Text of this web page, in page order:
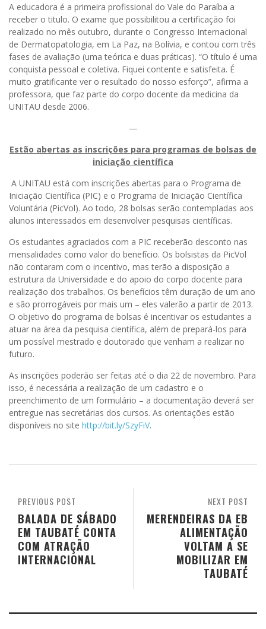
A educadora é a primeira profissional do Vale do Paraíba a
receber o titulo. O exame que possibilitou a certificação foi
realizado no mês outubro, durante o Congresso Internacional
de Dermatopatologia, em La Paz, na Bolívia, e contou com três
fases de avaliação (uma teórica e duas práticas). “O título é uma
conquista pessoal e coletiva. Fiquei contente e satisfeita. É
muito gratificante ver o resultado do nosso esforço”, afirma a
professora, que faz parte do corpo docente da medicina da
UNITAU desde 2006.
—
Estão abertas as inscrições para programas de bolsas de
iniciação científica
A UNITAU está com inscrições abertas para o Programa de
Iniciação Científica (PIC) e o Programa de Iniciação Científica
Voluntária (PicVol). Ao todo, 28 bolsas serão contempladas aos
alunos interessados em desenvolver pesquisas científicas.
Os estudantes agraciados com a PIC receberão desconto nas
mensalidades como valor do benefício. Os bolsistas da PicVol
não contaram com o incentivo, mas terão a disposição a
estrutura da Universidade e do apoio do corpo docente para
realização dos trabalhos. Os benefícios têm duração de um ano
e são prorrogáveis por mais um – eles valerão a partir de 2013.
O objetivo do programa de bolsas é incentivar os estudantes a
atuar na área da pesquisa científica, além de prepará-los para
um possível mestrado e doutorado que venham a realizar no
futuro.
As inscrições poderão ser feitas até o dia 22 de novembro. Para
isso, é necessária a realização de um cadastro e o
preenchimento de um formulário – a documentação deverá ser
entregue nas secretárias dos cursos. As orientações estão
disponíveis no site http://bit.ly/SzyFiV.
NEXT POST
MERENDEIRAS DA EB
ALIMENTAÇÃO
VOLTAM A SE
MOBILIZAR EM
TAUBATÉ
PREVIOUS POST
BALADA DE SÁBADO
EM TAUBATÉ CONTA
COM ATRAÇÃO
INTERNACIONAL